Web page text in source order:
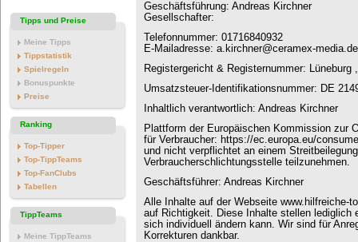
Tipps und Preise
Meine Tipps
Tippstatistik
Spielregeln
Bonuspunkte
Preise
Ranking
Top-Tipper
Top-TippTeams
Top-FanClubs
Tabellen
TippTeams
Meine TippTeams
Geschäftsführung: Andreas Kirchner
Gesellschafter:
Telefonnummer: 01716840932
E-Mailadresse: a.kirchner@ceramex-media.de
Registergericht & Registernummer: Lüneburg
Umsatzsteuer-Identifikationsnummer: DE
Inhaltlich verantwortlich: Andreas Kirchner
Plattform der Europäischen Kommission zur
für Verbraucher: https://ec.europa.eu/
und nicht verpflichtet an einem
Verbraucherschlichtungsstelle teilzunehmen.
Geschäftsführer: Andreas Kirchner
Alle Inhalte auf der Webseite www.hilfreiche-
auf Richtigkeit. Diese Inhalte stellen lediglich
sich individuell ändern kann. Wir sind für
Korrekturen dankbar.